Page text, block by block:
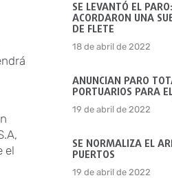
el
SE LEVANTÓ EL
ACORDARON UNA
DE FLETE
18 de abril de 2022
ANUNCIAN PARO
PORTUARIOS PARA
19 de abril de 2022
SE NORMALIZA EL
PUERTOS
19 de abril de 2022